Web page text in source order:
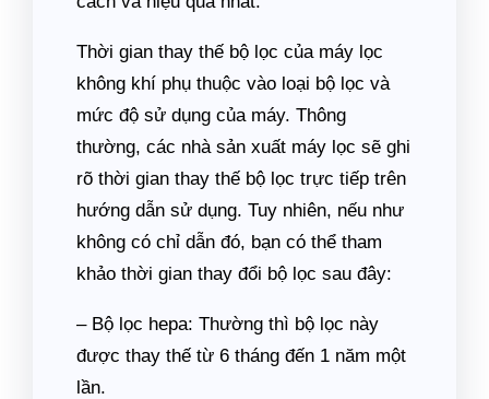
Thời gian thay thế bộ lọc của máy lọc
không khí phụ thuộc vào loại bộ lọc và
mức độ sử dụng của máy. Thông
thường, các nhà sản xuất máy lọc sẽ ghi
rõ thời gian thay thế bộ lọc trực tiếp trên
hướng dẫn sử dụng. Tuy nhiên, nếu như
không có chỉ dẫn đó, bạn có thể tham
khảo thời gian thay đổi bộ lọc sau đây:
– Bộ lọc hepa: Thường thì bộ lọc này
được thay thế từ 6 tháng đến 1 năm một
lần.